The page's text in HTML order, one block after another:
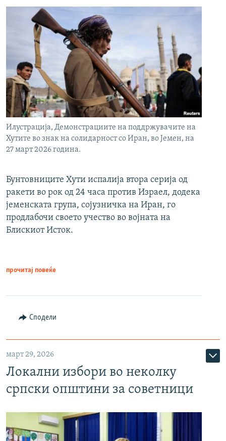
Илустрација, Демонстрациите на поддржувачите на
Хутите во знак на солидарност со Иран, во Јемен, на
27 март 2026 година.
Бунтовниците Хути испалија втора серија од
ракети во рок од 24 часа против Израел, додека
јеменската група, сојузничка на Иран, го
продлабочи своето учество во војната на
Блискиот Исток.
прочитај повеќе
Сподели
март 29, 2026
Локални избори во неколку
српски општини за советници